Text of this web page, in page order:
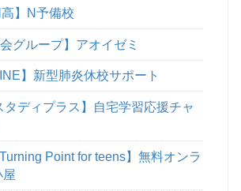
高】N予備校
会グループ】アオイゼミ
】新型肺炎休校サポート
タディプラス】自宅学習応援チャ
Turning Point for teens】無料オンラ
屋